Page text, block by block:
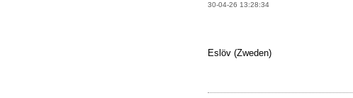
30-04-26 13:28:34
Eslöv (Zweden)